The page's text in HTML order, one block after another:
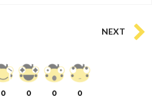
NEXT
0 0 0 0